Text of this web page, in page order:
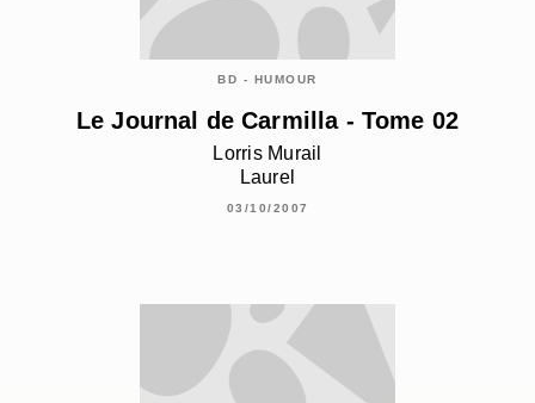
BD - HUMOUR
Le Journal de Carmilla - Tome 02
Lorris Murail
Laurel
03/10/2007